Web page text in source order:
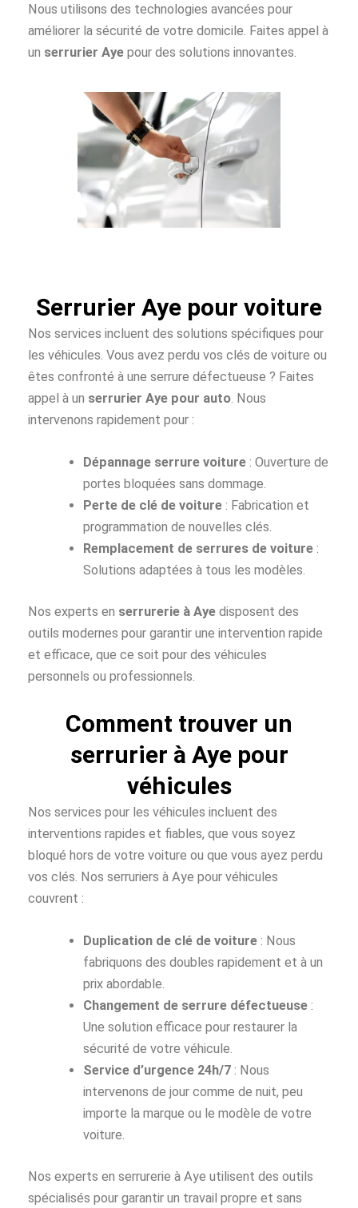
Nous utilisons des technologies avancées pour
améliorer la sécurité de votre domicile. Faites appel à
un serrurier Aye pour des solutions innovantes.
Serrurier Aye pour voiture
Nos services incluent des solutions spécifiques pour
les véhicules. Vous avez perdu vos clés de voiture ou
êtes confronté à une serrure défectueuse ? Faites
appel à un serrurier Aye pour auto . Nous
intervenons rapidement pour :
Dépannage serrure voiture : Ouverture de
portes bloquées sans dommage.
Perte de clé de voiture : Fabrication et
programmation de nouvelles clés.
Remplacement de serrures de voiture :
Solutions adaptées à tous les modèles.
Nos experts en serrurerie à Aye disposent des
outils modernes pour garantir une intervention rapide
et efficace, que ce soit pour des véhicules
personnels ou professionnels.
Comment trouver un
serrurier à Aye pour
véhicules
Nos services pour les véhicules incluent des
interventions rapides et fiables, que vous soyez
bloqué hors de votre voiture ou que vous ayez perdu
vos clés. Nos serruriers à Aye pour véhicules
couvrent :
Duplication de clé de voiture : Nous
fabriquons des doubles rapidement et à un
prix abordable.
Changement de serrure défectueuse :
Une solution efficace pour restaurer la
sécurité de votre véhicule.
Service d’urgence 24h/7 : Nous
intervenons de jour comme de nuit, peu
importe la marque ou le modèle de votre
voiture.
Nos experts en serrurerie à Aye utilisent des outils
spécialisés pour garantir un travail propre et sans